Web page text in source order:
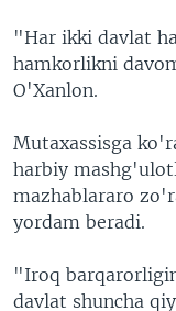
"Har ikki davlat
hamkorlikni
O'Xanlon.
Mutaxassisga
harbiy
mazhablararo
yordam beradi.
"Iroq
davlat shuncha